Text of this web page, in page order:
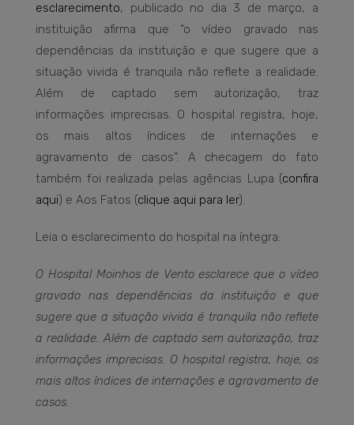
esclarecimento, publicado no dia 3 de março, a
instituição afirma que “o vídeo gravado nas
dependências da instituição e que sugere que a
situação vivida é tranquila não reflete a realidade.
Além de captado sem autorização, traz
informações imprecisas. O hospital registra, hoje,
os mais altos índices de internações e
agravamento de casos”. A checagem do fato
também foi realizada pelas agências Lupa (confira
aqui) e Aos Fatos (clique aqui para ler).
Leia o esclarecimento do hospital na íntegra:
O Hospital Moinhos de Vento esclarece que o vídeo
gravado nas dependências da instituição e que
sugere que a situação vivida é tranquila não reflete
a realidade. Além de captado sem autorização, traz
informações imprecisas. O hospital registra, hoje, os
mais altos índices de internações e agravamento de
casos.